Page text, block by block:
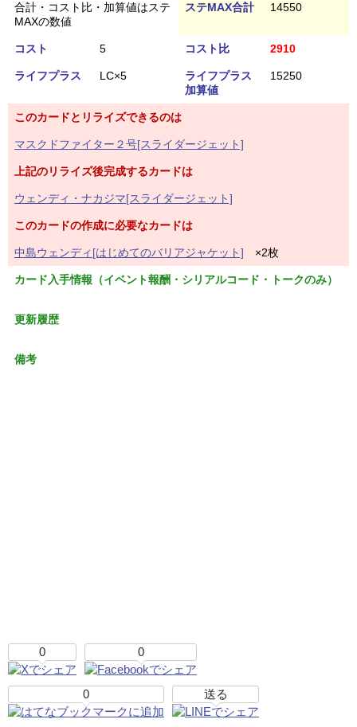
合計・コスト比・加算値はステ
MAXの数値
ステMAX合計 14550
コスト 5 コスト比 2910
ライフプラス LC×5
ライフプラス
加算値
15250
このカードとリライズできるのは
マスクドファイター２号[スライダージェット]
上記のリライズ後完成するカードは
ウェンディ・ナカジマ[スライダージェット]
このカードの作成に必要なカードは
中島ウェンディ[はじめてのバリアジャケット] ×2枚
カード入手情報（イベント報酬・シリアルコード・トークのみ）
更新履歴
備考
0 0
0 送る